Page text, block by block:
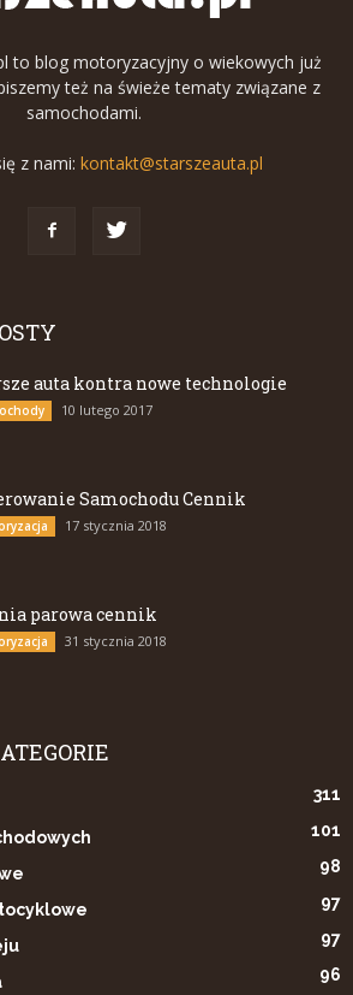
to blog motoryzacyjny o wiekowych już
też na świeże tematy związane z
samochodami.
z nami: kontakt@starszeauta.pl
auta kontra nowe technologie
10 lutego 2017
Samochodu Cennik
17 stycznia 2018
parowa cennik
31 stycznia 2018
311
101
98
97
97
96